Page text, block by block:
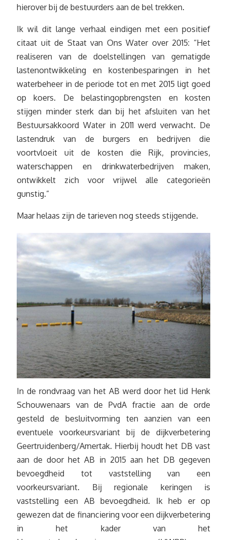
hierover bij de bestuurders aan de bel trekken.
Ik wil dit lange verhaal eindigen met een positief
citaat uit de Staat van Ons Water over 2015: “Het
realiseren van de doelstellingen van gematigde
lastenontwikkeling en kostenbesparingen in het
waterbeheer in de periode tot en met 2015 ligt goed
op koers. De belastingopbrengsten en kosten
stijgen minder sterk dan bij het afsluiten van het
Bestuursakkoord Water in 2011 werd verwacht. De
lastendruk van de burgers en bedrijven die
voortvloeit uit de kosten die Rijk, provincies,
waterschappen en drinkwaterbedrijven maken,
ontwikkelt zich voor vrijwel alle categorieën
gunstig.”
Maar helaas zijn de tarieven nog steeds stijgende.
In de rondvraag van het AB werd door het lid Henk
Schouwenaars van de PvdA fractie aan de orde
gesteld de besluitvorming ten aanzien van een
eventuele voorkeursvariant bij de dijkverbetering
Geertruidenberg/Amertak. Hierbij houdt het DB vast
aan de door het AB in 2015 aan het DB gegeven
bevoegdheid tot vaststelling van een
voorkeursvariant. Bij regionale keringen is
vaststelling een AB bevoegdheid. Ik heb er op
gewezen dat de financiering voor een dijkverbetering
in het kader van het